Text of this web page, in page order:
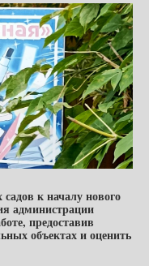
к началу нового
администрации
предоставив
объектах и оценить